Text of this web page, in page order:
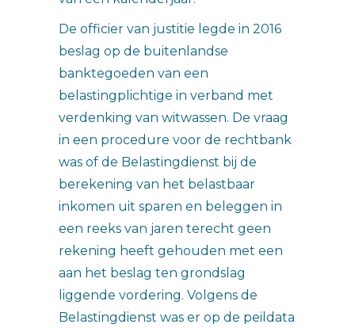
De officier van justitie legde in 2016
beslag op de buitenlandse
banktegoeden van een
belastingplichtige in verband met
verdenking van witwassen. De vraag
in een procedure voor de rechtbank
was of de Belastingdienst bij de
berekening van het belastbaar
inkomen uit sparen en beleggen in
een reeks van jaren terecht geen
rekening heeft gehouden met een
aan het beslag ten grondslag
liggende vordering. Volgens de
Belastingdienst was er op de peildata